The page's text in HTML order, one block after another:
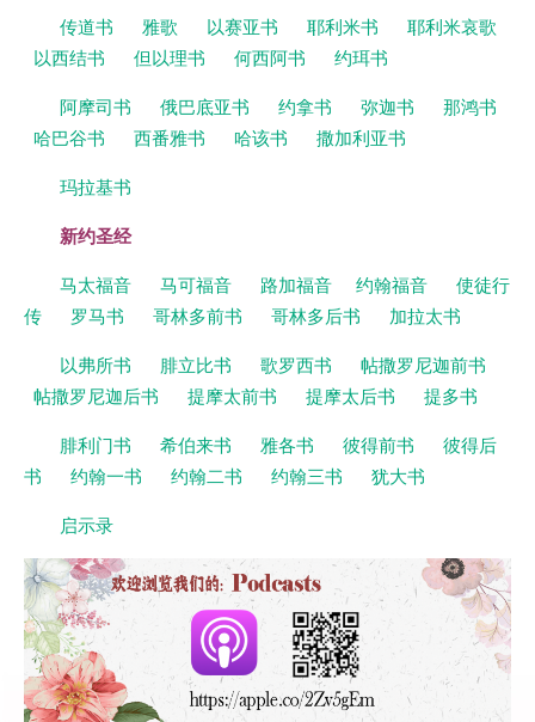
传道书
雅歌 以赛亚书 耶利米书
耶利米哀歌
以西结书
但以理书 何西阿书
约珥书
阿摩司书
俄巴底亚书 约拿书 弥迦书
那鸿书
哈巴谷书
西番雅书 哈该书
撒加利亚书
玛拉基书
新约圣经
马太福音 马可福音 路加福音 约翰福音
使徒行
传
罗马书 哥林多前书 哥林多后书
加拉太书
以弗所书
腓立比书 歌罗西书
帖撒罗尼迦前书
帖撒罗尼迦后书
提摩太前书 提摩太后书
提多书
腓利门书
希伯来书 雅各书 彼得前书
彼得后
书
约翰一书 约翰二书 约翰三书
犹大书
启示录